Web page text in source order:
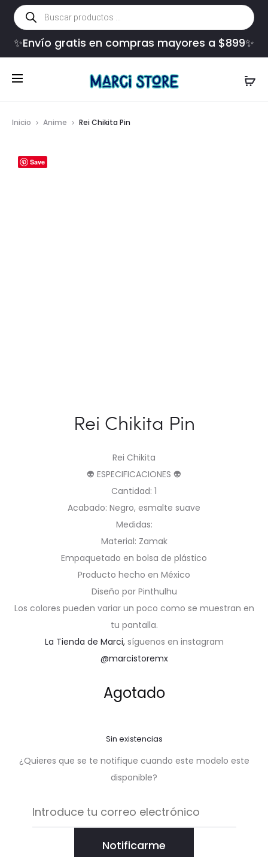
Búsqueda
de
productos
✨Envío gratis en compras mayores a $899✨
Inicio Anime Rei Chikita Pin
Save
Rei Chikita Pin
Rei Chikita
👽 ESPECIFICACIONES 👽
Cantidad: 1
Acabado: Negro, esmalte suave
Medidas:
Material: Zamak
Empaquetado en bolsa de plástico
Producto hecho en México
Diseño por Pinthulhu
Los colores pueden variar un poco como se muestran en
tu pantalla.
La Tienda de Marci, síguenos en instagram
@marcistoremx
Agotado
Sin existencias
¿Quieres que se te notifique cuando este modelo este
disponible?
Notificarme